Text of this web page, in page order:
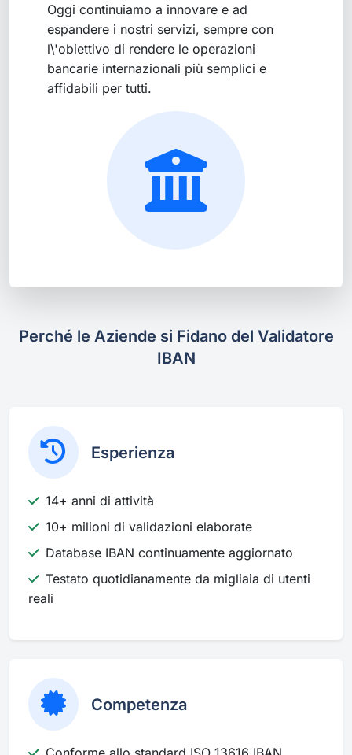
Oggi continuiamo a innovare e ad
espandere i nostri servizi, sempre con
l\'obiettivo di rendere le operazioni
bancarie internazionali più semplici e
affidabili per tutti.
Perché le Aziende si Fidano del Validatore
IBAN
Esperienza
14+ anni di attività
10+ milioni di validazioni elaborate
Database IBAN continuamente aggiornato
Testato quotidianamente da migliaia di utenti
reali
Competenza